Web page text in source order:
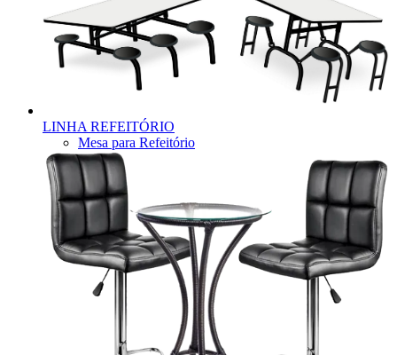
LINHA REFEITÓRIO
Mesa para Refeitório